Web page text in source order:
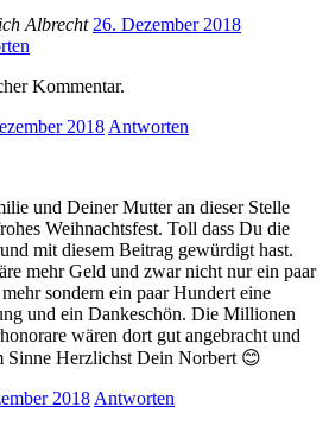
Albrecht 26. Dezember 2018
Kommentar.
2018 Antworten
und Deiner Mutter an dieser Stelle
Weihnachtsfest. Toll dass Du die
mit diesem Beitrag gewürdigt hast.
mehr Geld und zwar nicht nur ein paar
sondern ein paar Hundert eine
und ein Dankeschön. Die Millionen
wären dort gut angebracht und
Sinne Herzlichst Dein Norbert 😊
2018 Antworten